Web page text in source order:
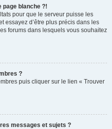
page blanche ?!
pour que le serveur puisse les
essayez d’être plus précis dans les
forums dans lesquels vous souhaitez
?
puis cliquer sur le lien « Trouver
messages et sujets ?